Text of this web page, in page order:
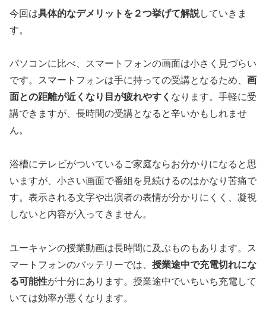
今回は具体的なデメリットを２つ挙げて解説していきま
す。
パソコンに比べ、スマートフォンの画面は小さく見づらい
です。スマートフォンは手に持っての受講となるため、 画
面との距離が近くなり目が疲れやすく なります。手軽に受
講できますが、長時間の受講となると辛いかもしれませ
ん。
浴槽にテレビがついているご家庭ならお分かりになると思
いますが、小さい画面で番組を見続けるのはかなり苦痛で
す。表示される文字や出演者の表情が分かりにくく、凝視
しないと内容が入ってきません。
ユーキャンの授業動画は長時間に及ぶものもあります。ス
マートフォンのバッテリーでは、 授業途中で充電切れにな
る可能性が十分にあります。授業途中でいちいち充電して
いては効率が悪くなります。